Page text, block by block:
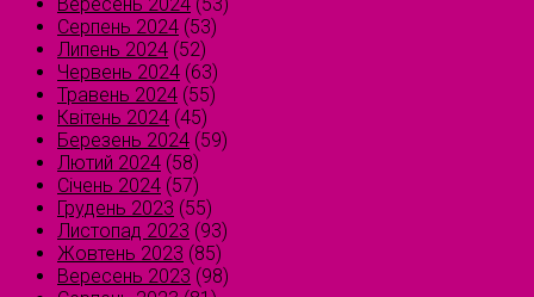
Серпень 2024 (53)
Липень 2024 (52)
Червень 2024 (63)
Травень 2024 (55)
Квітень 2024 (45)
Березень 2024 (59)
Лютий 2024 (58)
Січень 2024 (57)
Грудень 2023 (55)
Листопад 2023 (93)
Жовтень 2023 (85)
Вересень 2023 (98)